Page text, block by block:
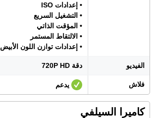
• إعدادات ISO
• التشغيل السريع
• المؤقت الذاتي
• الالتقاط المستمر
• إعدادات توازن اللون الأبيض
الفيديو دقة 720P HD
فلاش يدعم
كاميرا السيلفي